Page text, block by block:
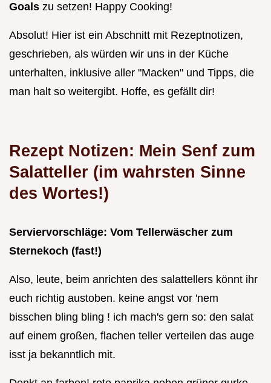
Goals zu setzen! Happy Cooking!
Absolut! Hier ist ein Abschnitt mit Rezeptnotizen,
geschrieben, als würden wir uns in der Küche
unterhalten, inklusive aller "Macken" und Tipps, die
man halt so weitergibt. Hoffe, es gefällt dir!
Rezept Notizen: Mein Senf zum
Salatteller (im wahrsten Sinne
des Wortes!)
Serviervorschläge: Vom Tellerwäscher zum
Sternekoch (fast!)
Also, leute, beim anrichten des salattellers könnt ihr
euch richtig austoben. keine angst vor 'nem
bisschen bling bling ! ich mach's gern so: den salat
auf einem großen, flachen teller verteilen das auge
isst ja bekanntlich mit.